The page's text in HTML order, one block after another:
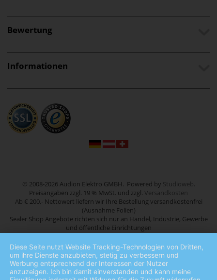
Bewertung
Informationen
© 2008-2026 Audion Elektro GMBH. Powered by Studioweb.
Preisangaben zzgl. 19 % MwSt. und zzgl. Versandkosten
Ab € 200,- Nettowert liefern wir Ihre Bestellung versandkostenfrei
(Ausnahme Folien)
Sealer Shop Angebote richten sich nur an Handel, Industrie, Gewerbe
und öffentliche Einrichtungen
Diese Seite nutzt Website Tracking-Technologien von Dritten,
um ihre Dienste anzubieten, stetig zu verbessern und
Werbung entsprechend der Interessen der Nutzer
anzuzeigen. Ich bin damit einverstanden und kann meine